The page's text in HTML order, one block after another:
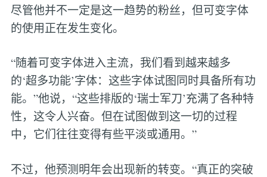
尽管他并不一定是这一趋势的粉丝，但可变字体
的使用正在发生变化。
“随着可变字体进入主流，我们看到越来越多
的‘超多功能’字体：这些字体试图同时具备所有功
能。”他说，“这些排版的‘瑞士军刀’充满了各种特
性，这令人兴奋。但在试图做到这一切的过程
中，它们往往变得有些平淡或通用。”
不过，他预测明年会出现新的转变。“真正的突破